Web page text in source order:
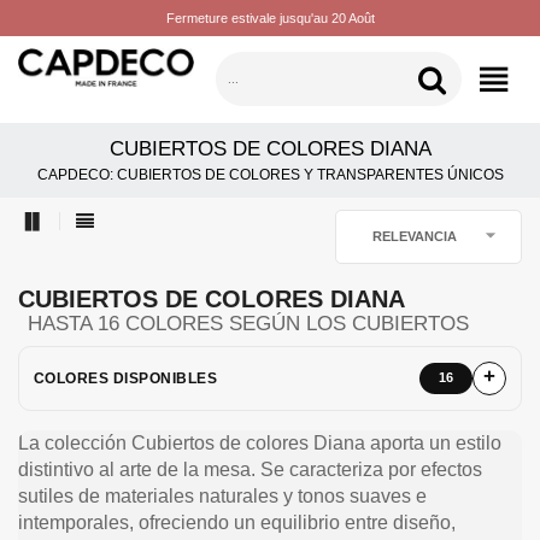
Fermeture estivale jusqu'au 20 Août
CATEGORÍAS
CUBIERTOS DE COLORES DIANA
CAPDECO: CUBIERTOS DE COLORES Y TRANSPARENTES ÚNICOS
RELEVANCIA 
CUBIERTOS DE COLORES DIANA
HASTA 16 COLORES SEGÚN LOS CUBIERTOS
COLORES DISPONIBLES 16
La colección Cubiertos de colores Diana aporta un estilo
distintivo al arte de la mesa. Se caracteriza por efectos
sutiles de materiales naturales y tonos suaves e
intemporales, ofreciendo un equilibrio entre diseño,